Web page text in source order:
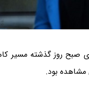
روز گذشته مسیر
مشاهده بود.